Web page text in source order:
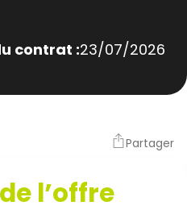
contrat :23/07/2026
Partager
l’offre